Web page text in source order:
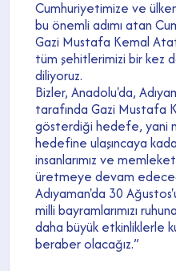
Cumhuriyetimize ve
bu önemli adımı atan
Gazi Mustafa Kemal
tüm şehitlerimizi bir kez
diliyoruz.
Bizler, Anadolu'da,
tarafında Gazi Mustafa
gösterdiği hedefe, yani
hedefine ulaşıncaya
insanlarımız ve
üretmeye devam
Adıyaman'da 30
milli bayramlarımızı
daha büyük etkinliklerle
beraber olacağız.”